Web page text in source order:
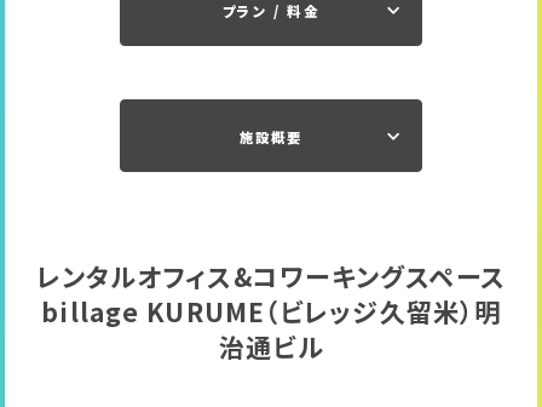
プラン / 料金
施設概要
レンタルオフィス&コワーキングスペース
billage KURUME（ビレッジ久留米）明
治通ビル